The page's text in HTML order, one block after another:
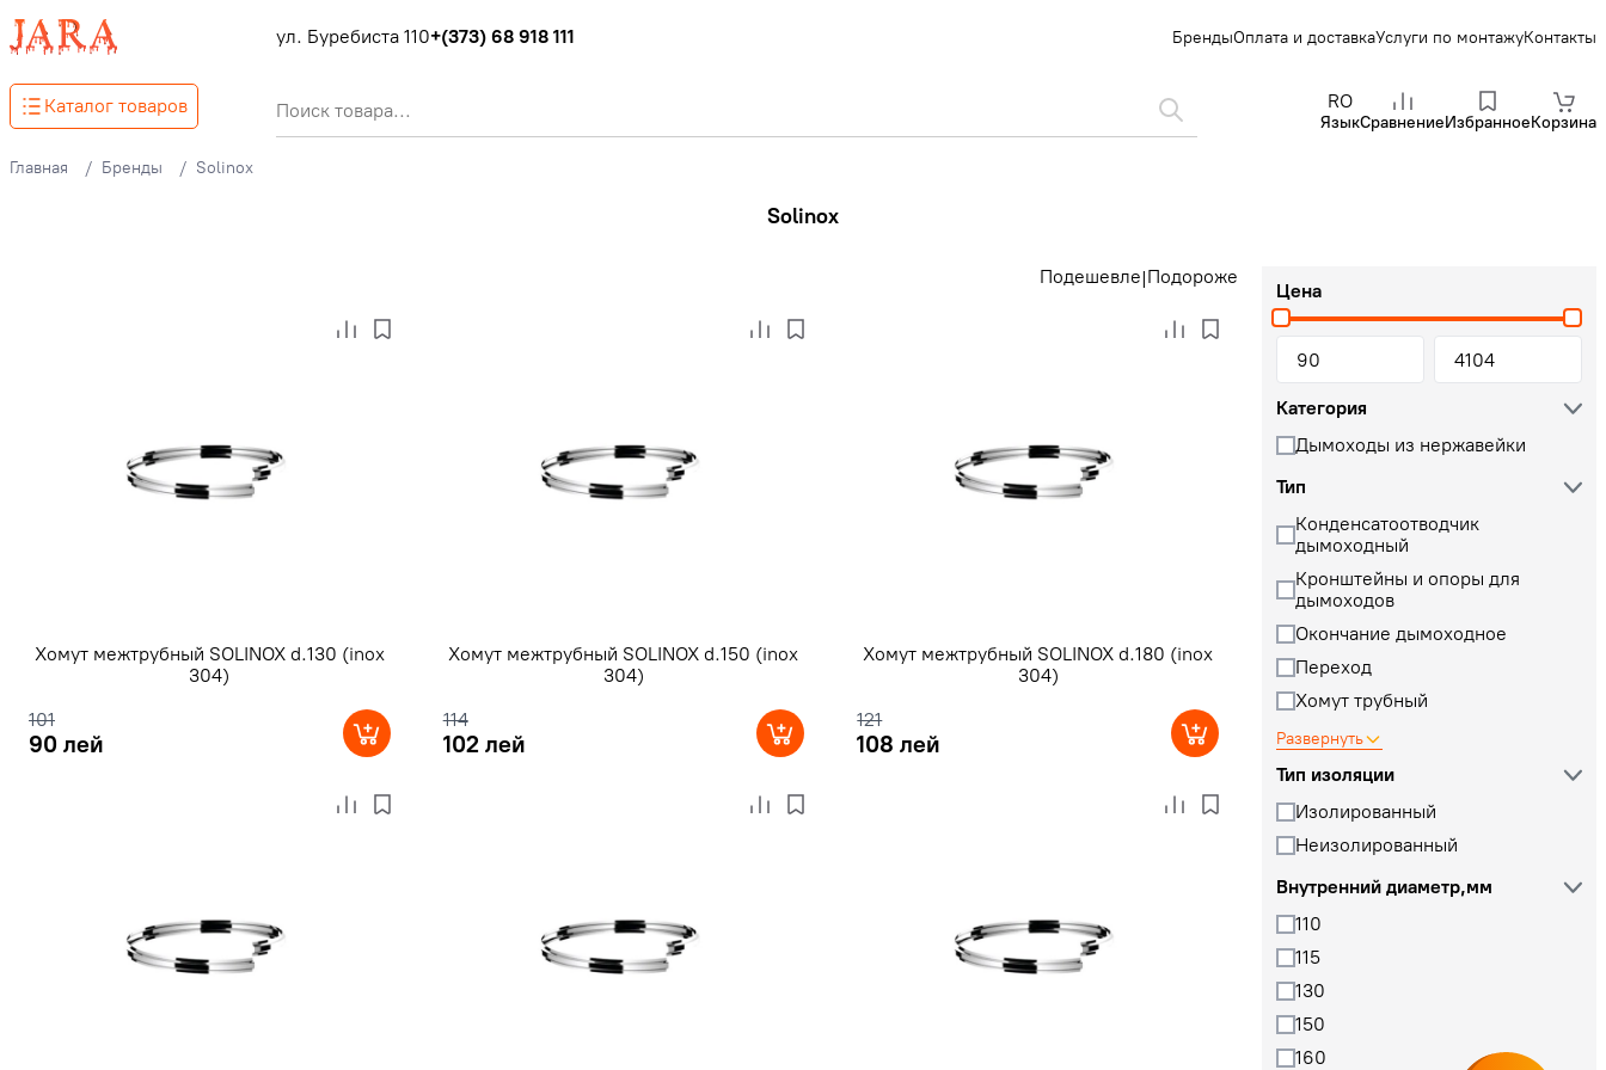
ул. Буребиста 110+(373) 68 918 111 БрендыОплата и доставкаУслуги по монтажуКонтакты
Каталог товаров RO
ЯзыкСравнениеИзбранноеКорзина
Главная Бренды Solinox
Solinox
Подешевле|Подороже
Хомут межтрубный SOLINOX d.130 (inox
304)
101
90 лей
Хомут межтрубный SOLINOX d.150 (inox
304)
114
102 лей
Хомут межтрубный SOLINOX d.180 (inox
304)
121
108 лей
Цена
Категория
Дымоходы из нержавейки
Тип
Конденсатоотводчик
дымоходный
Кронштейны и опоры для
дымоходов
Окончание дымоходное
Переход
Хомут трубный
Развернуть
Тип изоляции
Изолированный
Неизолированный
Внутренний диаметр,мм
110
115
130
150
160